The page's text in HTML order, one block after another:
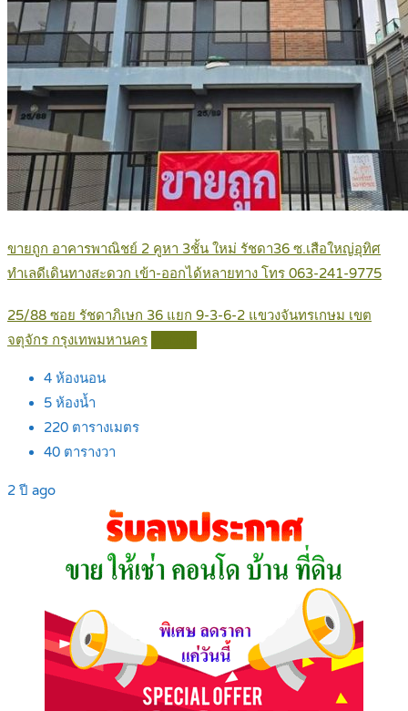
ขายถูก อาคารพาณิชย์ 2 คูหา 3ชั้น ใหม่ รัชดา36 ซ.เสือใหญ่อุทิศ
ทำเลดีเดินทางสะดวก เข้า-ออกได้หลายทาง โทร 063-241-9775
25/88 ซอย รัชดาภิเษก 36 แยก 9-3-6-2 แขวงจันทรเกษม เขต
จตุจักร กรุงเทพมหานคร
4 ห้องนอน
5 ห้องน้ำ
220 ตารางเมตร
40 ตารางวา
2 ปี ago